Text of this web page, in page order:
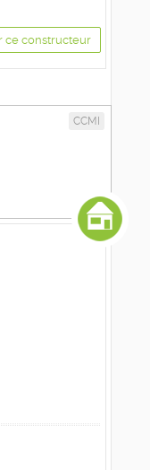
ce constructeur
CCMI